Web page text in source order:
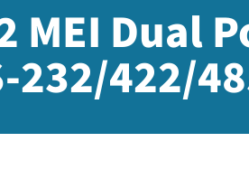
MEI Dual
232/422/